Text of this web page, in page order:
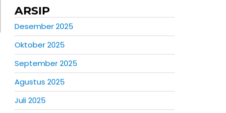
ARSIP
Desember 2025
Oktober 2025
September 2025
Agustus 2025
Juli 2025